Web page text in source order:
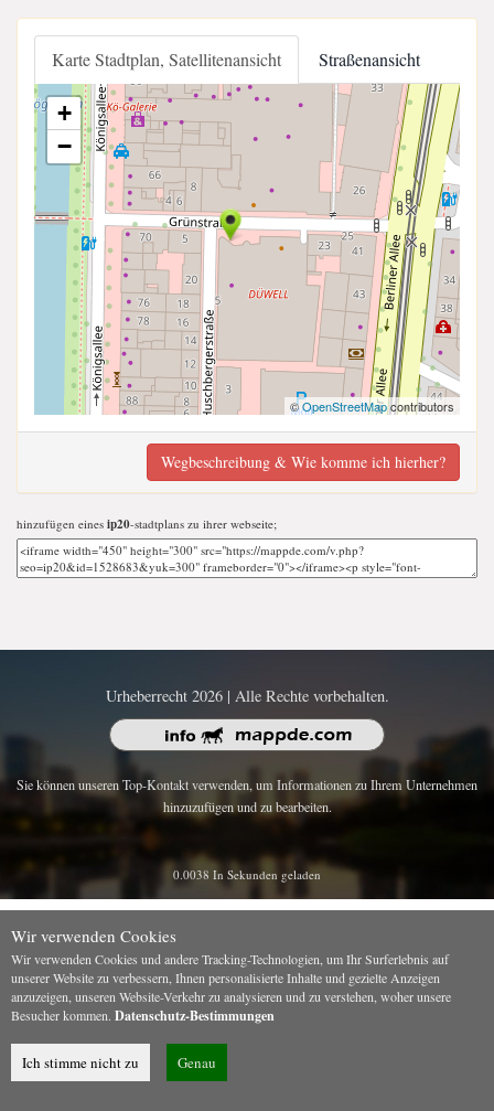
Karte Stadtplan, Satellitenansicht Straßenansicht
+
−
©OpenStreetMapcontributors
Wegbeschreibung & Wie komme ich hierher?
hinzufügen eines ip20-stadtplans zu ihrer webseite;
Urheberrecht 2026 | Alle Rechte vorbehalten.
Sie können unseren Top-Kontakt verwenden, um Informationen zu Ihrem Unternehmen
hinzuzufügen und zu bearbeiten.
0.0038 In Sekunden geladen
Wir verwenden Cookies
Wir verwenden Cookies und andere Tracking-Technologien, um Ihr Surferlebnis auf
unserer Website zu verbessern, Ihnen personalisierte Inhalte und gezielte Anzeigen
anzuzeigen, unseren Website-Verkehr zu analysieren und zu verstehen, woher unsere
Besucher kommen. Datenschutz-Bestimmungen
Ich stimme nicht zu Genau